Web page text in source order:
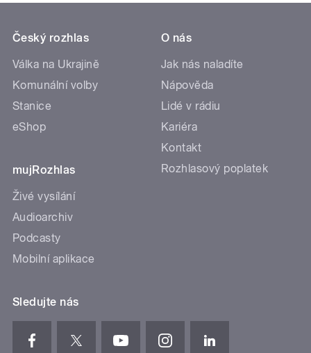
Český rozhlas
Válka na Ukrajině
Komunální volby
Stanice
eShop
mujRozhlas
Živé vysílání
Audioarchiv
Podcasty
Mobilní aplikace
O nás
Jak nás naladíte
Nápověda
Lidé v rádiu
Kariéra
Kontakt
Rozhlasový poplatek
Sledujte nás